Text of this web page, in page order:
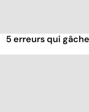
5 erreurs qui